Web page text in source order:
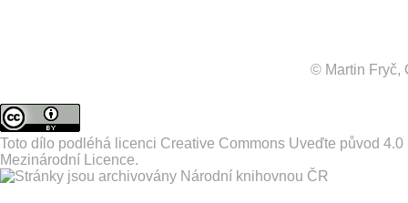
© Martin Fryč,
Toto dílo podléhá licenci Creative Commons Uveďte původ 4.0
Mezinárodní Licence.